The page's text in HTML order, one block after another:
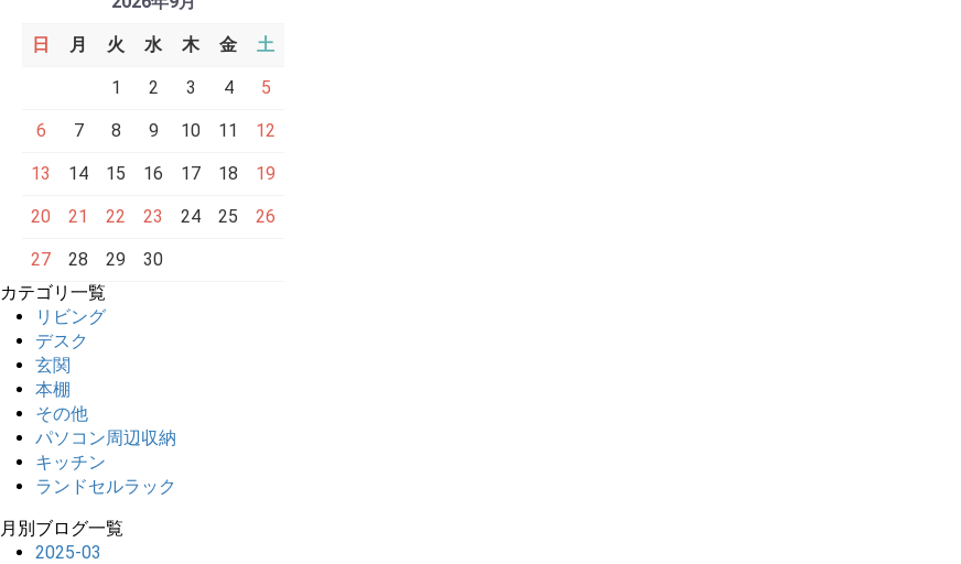
日 月 火 水 木 金 土
1 2 3 4 5
6 7 8 9 10 11 12
13 14 15 16 17 18 19
20 21 22 23 24 25 26
27 28 29
30
カテゴリ一覧
リビング
デスク
玄関
本棚
その他
パソコン周辺収納
キッチン
ランドセルラック
月別ブログ一覧
2025-03